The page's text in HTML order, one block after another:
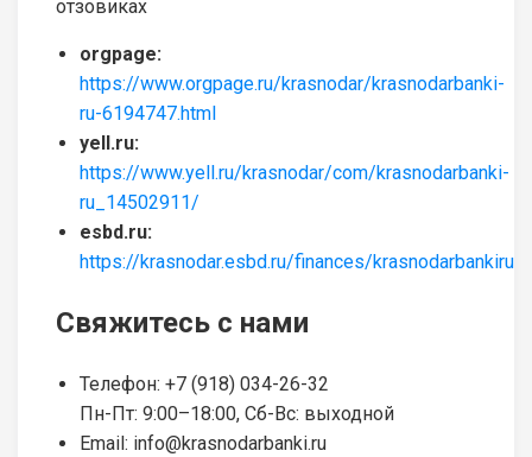
отзовиках
orgpage:
https://www.orgpage.ru/krasnodar/krasnodarbanki-
ru-6194747.html
yell.ru:
https://www.yell.ru/krasnodar/com/krasnodarbanki-
ru_14502911/
esbd.ru:
https://krasnodar.esbd.ru/finances/
Свяжитесь с нами
Телефон: +7 (918) 034-26-32
Пн-Пт: 9:00–18:00, Сб-Вс: выходной
Email: info@krasnodarbanki.ru